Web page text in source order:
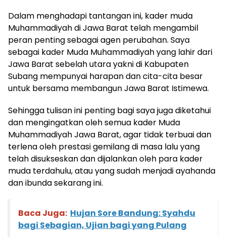
Dalam menghadapi tantangan ini, kader muda
Muhammadiyah di Jawa Barat telah mengambil
peran penting sebagai agen perubahan. Saya
sebagai kader Muda Muhammadiyah yang lahir dari
Jawa Barat sebelah utara yakni di Kabupaten
Subang mempunyai harapan dan cita-cita besar
untuk bersama membangun Jawa Barat Istimewa.
Sehingga tulisan ini penting bagi saya juga diketahui
dan mengingatkan oleh semua kader Muda
Muhammadiyah Jawa Barat, agar tidak terbuai dan
terlena oleh prestasi gemilang di masa lalu yang
telah disukseskan dan dijalankan oleh para kader
muda terdahulu, atau yang sudah menjadi ayahanda
dan ibunda sekarang ini.
Baca Juga: Hujan Sore Bandung: Syahdu
bagi Sebagian, Ujian bagi yang Pulang